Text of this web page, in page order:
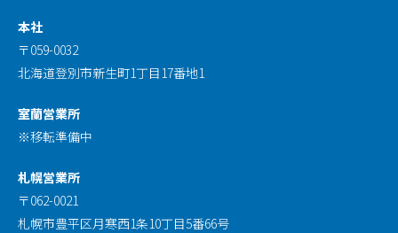
本社
〒059-0032
北海道登別市新生町1丁目17番地1
室蘭営業所
※移転準備中
札幌営業所
〒062-0021
札幌市豊平区月寒西1条10丁目5番66号